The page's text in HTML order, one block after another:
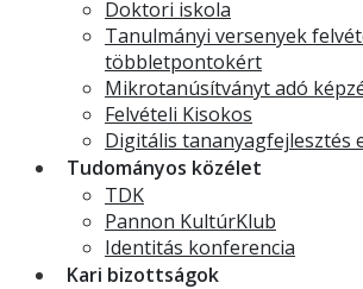
Doktori iskola
Tanulmányi versenyek
többletpontokért
Mikrotanúsítványt adó
Felvételi Kisokos
Digitális tananyagfejlesztés
Tudományos közélet
TDK
Pannon KultúrKlub
Identitás konferencia
Kari bizottságok